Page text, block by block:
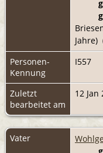
Jahre)
Personen-
Kennung
I557
Zuletzt
bearbeitet am
12 Jan
Vater